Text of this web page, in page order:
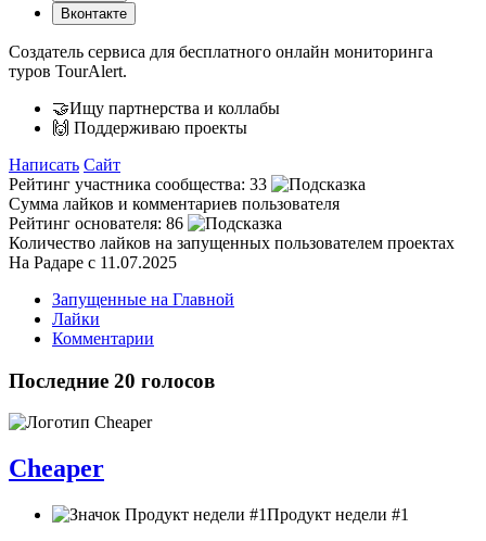
Вконтакте
Создатель сервиса для бесплатного онлайн мониторинга
туров TourAlert.
🤝Ищу партнерства и коллабы
🙌 Поддерживаю проекты
Написать Сайт
Рейтинг участника сообщества: 33
Сумма лайков и комментариев пользователя
Рейтинг основателя: 86
Количество лайков на запущенных пользователем проектах
На Радаре с 11.07.2025
Запущенные на Главной
Лайки
Комментарии
Последние 20 голосов
Cheaper
Продукт недели #1